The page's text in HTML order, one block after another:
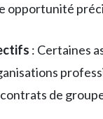
opportunité
: Certaines
de